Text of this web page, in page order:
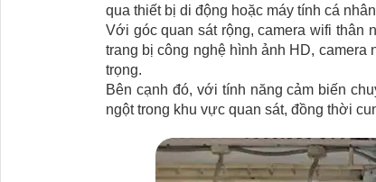
qua thiết bị di động hoặc máy tính cá
Với góc quan sát rộng, camera wifi thân
trang bị công nghệ hình ảnh HD,
trọng.
Bên cạnh đó, với tính năng cảm biến
ngột trong khu vực quan sát, đồng thời